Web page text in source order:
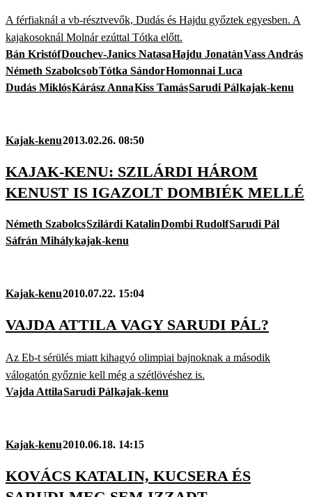
A férfiaknál a vb-résztvevők, Dudás és Hajdu győztek egyesben. A
kajakosoknál Molnár ezúttal Tótka előtt.
Bán KristófDouchev-Janics NatasaHajdu JonatánVass András
Németh SzabolcsobTótka SándorHomonnai Luca
Dudás MiklósKárász AnnaKiss TamásSarudi Pálkajak-kenu
Kajak-kenu2013.02.26. 08:50
KAJAK-KENU: SZILÁRDI HÁROM
KENUST IS IGAZOLT DOMBIÉK MELLÉ
Németh SzabolcsSzilárdi KatalinDombi RudolfSarudi Pál
Sáfrán Mihálykajak-kenu
Kajak-kenu2010.07.22. 15:04
VAJDA ATTILA VAGY SARUDI PÁL?
Az Eb-t sérülés miatt kihagyó olimpiai bajnoknak a második
válogatón győznie kell még a szétlövéshez is.
Vajda AttilaSarudi Pálkajak-kenu
Kajak-kenu2010.06.18. 14:15
KOVÁCS KATALIN, KUCSERA ÉS